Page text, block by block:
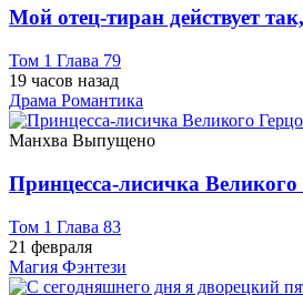
Мой отец-тиран действует
Том 1 Глава 79
19 часов назад
Драма Романтика
Манхва Выпущено
Принцесса-лисичка Великого
Том 1 Глава 83
21 февраля
Магия Фэнтези